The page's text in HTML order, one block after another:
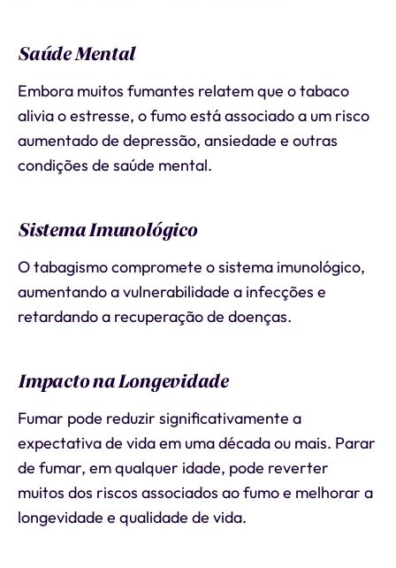
Saúde Mental
Embora muitos fumantes relatem que o tabaco
alivia o estresse, o fumo está associado a um risco
aumentado de depressão, ansiedade e outras
condições de saúde mental.
Sistema Imunológico
O tabagismo compromete o sistema imunológico,
aumentando a vulnerabilidade a infecções e
retardando a recuperação de doenças.
Impacto na Longevidade
Fumar pode reduzir significativamente a
expectativa de vida em uma década ou mais. Parar
de fumar, em qualquer idade, pode reverter
muitos dos riscos associados ao fumo e melhorar a
longevidade e qualidade de vida.